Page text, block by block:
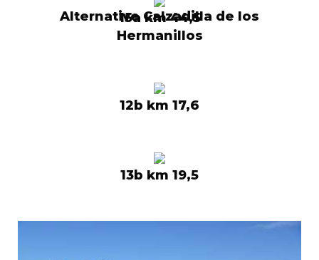
15a km 44,5
Alternative Calzadilla de los
Hermanillos
12b km 17,6
13b km 19,5